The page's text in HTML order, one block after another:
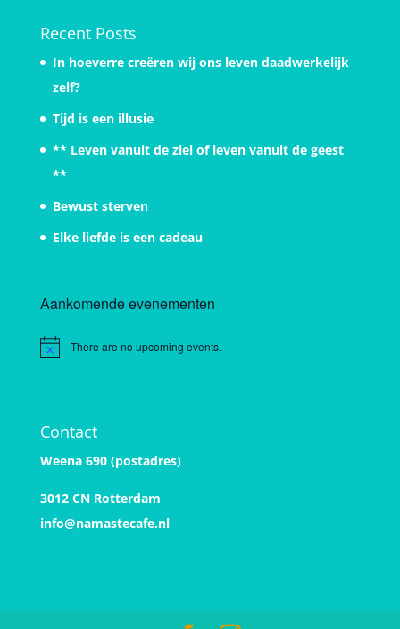
Recent Posts
In hoeverre creëren wij ons leven daadwerkelijk
zelf?
Tijd is een illusie
** Leven vanuit de ziel of leven vanuit de geest
**
Bewust sterven
Elke liefde is een cadeau
Aankomende evenementen
Notice There are no upcoming events.
Contact
Weena 690 (postadres)
3012 CN Rotterdam
info@namastecafe.nl